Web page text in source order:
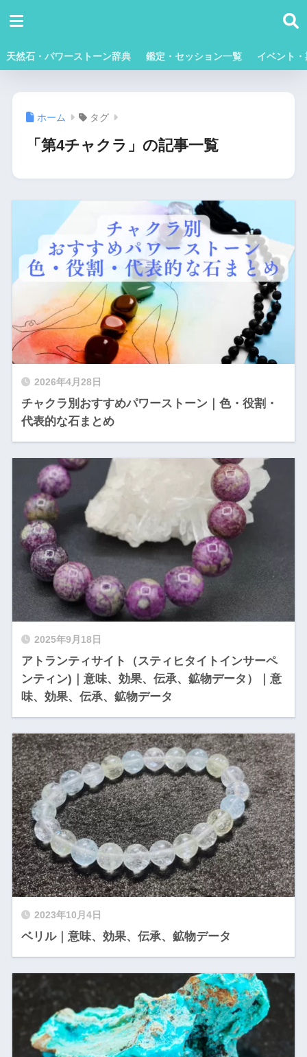
天然石・パワーストーン辞典 鑑定・セッション一覧 イベント
ホーム タグ
「第4チャクラ」の記事一覧
2026年4月28日
チャクラ別おすすめパワーストーン｜色・役割・
代表的な石まとめ
2025年9月18日
アトランティサイト（スティヒタイトインサーペ
ンティン)｜意味、効果、伝承、鉱物データ）｜意
味、効果、伝承、鉱物データ
2023年10月4日
ベリル｜意味、効果、伝承、鉱物データ